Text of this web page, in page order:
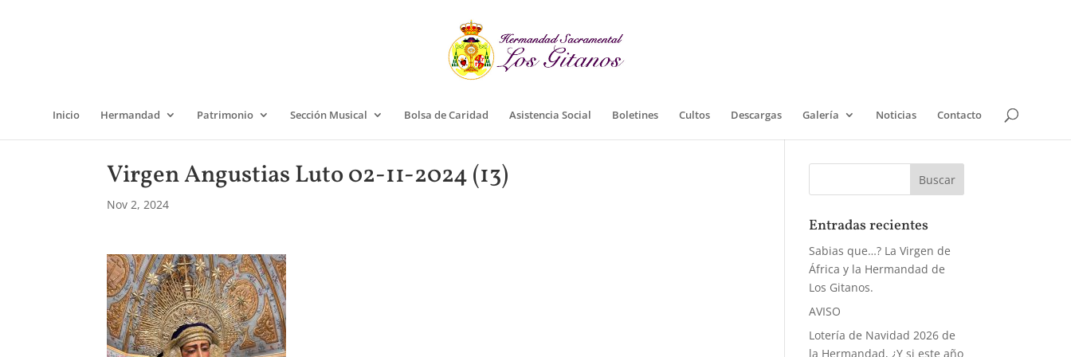
Inicio Hermandad Patrimonio Sección Musical Bolsa de Caridad Asistencia Social Boletines Cultos Descargas Galería Noticias Contacto
Virgen Angustias Luto 02-11-2024 (13)
Nov 2, 2024
Entradas recientes
Sabias que…? La Virgen de
África y la Hermandad de
Los Gitanos.
AVISO
Lotería de Navidad 2026 de
la Hermandad, ¿Y si este año